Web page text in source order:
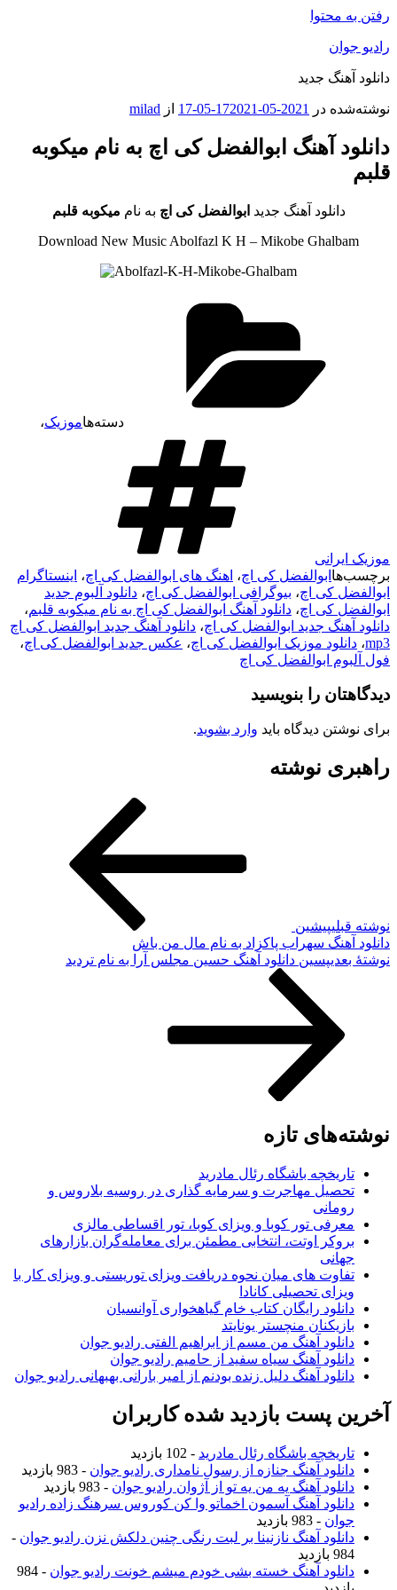
رفتن به محتوا
رادیو جوان
دانلود آهنگ جدید
نوشته‌شده در 2021-05-17
2021-05-17 از milad
دانلود آهنگ ابوالفضل کی اچ به نام میکوبه
قلبم
دانلود آهنگ جدید ابوالفضل کی اچ به نام میکوبه قلبم
Download New Music Abolfazl K H – Mikobe Ghalbam
دسته‌هاموزیک،
موزیک ایرانی
برچسب‌ها ابوالفضل کی اچ، اهنگ های ابوالفضل کی اچ، اینستاگرام
ابوالفضل کی اچ، بیوگرافی ابوالفضل کی اچ، دانلود آلبوم جدید
ابوالفضل کی اچ، دانلود آهنگ ابوالفضل کی اچ به نام میکوبه قلبم،
دانلود آهنگ جدید ابوالفضل کی اچ، دانلود آهنگ جدید ابوالفضل کی اچ
mp3، دانلود موزیک ابوالفضل کی اچ، عکس جدید ابوالفضل کی اچ،
فول آلبوم ابوالفضل کی اچ
دیدگاهتان را بنویسید
برای نوشتن دیدگاه باید وارد بشوید.
راهبری نوشته
نوشته قبلیپیشین
دانلود آهنگ سهراب پاکزاد به نام مال من باش
نوشته‌ٔ بعدیپسین دانلود آهنگ حسین مجلس آرا به نام تردید
نوشته‌های تازه
تاریخچه باشگاه رئال مادرید
تحصیل مهاجرت و سرمایه گذاری در روسیه بلاروس و
رومانی
معرفی تور کوبا و ویزای کوبا، تور اقساطی مالزی
بروکر اوتت، انتخابی مطمئن برای معامله‌گران بازارهای
جهانی
تفاوت های میان نحوه دریافت ویزای توریستی و ویزای کار با
ویزای تحصیلی کانادا
دانلود رایگان کتاب خام گیاهخواری آوانسیان
بازیکنان منچستر یونایتد
دانلود آهنگ من مسم از ابراهیم الفتی رادیو جوان
دانلود آهنگ سیاه سفید از حامیم رادیو جوان
دانلود آهنگ دلیل زنده بودنم از امیر بارانی بهبهانی رادیو جوان
آخرین پست بازدید شده کاربران
تاریخچه باشگاه رئال مادرید - 102 بازدید
دانلود آهنگ جنازه از رسول نامداری رادیو جوان - 983 بازدید
دانلود آهنگ یه من یه تو از آژوان رادیو جوان - 983 بازدید
دانلود آهنگ آسمون اخماتو وا کن کوروس سرهنگ زاده رادیو
جوان - 983 بازدید
دانلود آهنگ نازنینا بر لبت رنگی چنین دلکش نزن رادیو جوان -
984 بازدید
دانلود آهنگ خسته بشی خودم میشم خونت رادیو جوان
- 984